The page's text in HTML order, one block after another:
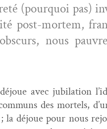
(pourquoi pas)
post-mortem,
nous
avec jubi­la­tion
des mor­tels,
la déjoue pour nous